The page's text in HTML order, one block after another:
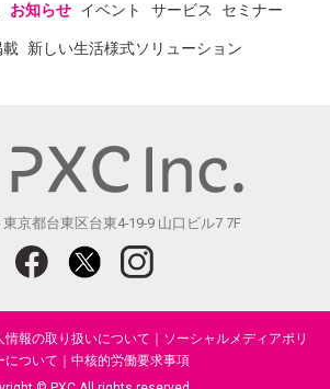
お知らせ イベント サービス セミナー
載 新しい生活様式ソリューション
東京都台東区台東4-19-9 山口ビル7 7F
情報の取り扱いについて
ソーシャルメディアポリ
について
中核的労働要求事項